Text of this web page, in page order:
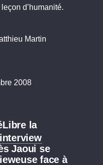
d’humanité.
Martin
2008
la
Jaoui se
face à